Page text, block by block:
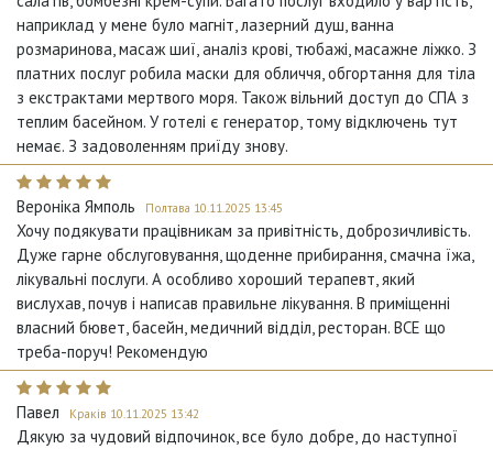
наприклад у мене було магніт, лазерний душ, ванна
розмаринова, масаж шиї, аналіз крові, тюбажі, масажне ліжко. З
платних послуг робила маски для обличчя, обгортання для тіла
з екстрактами мертвого моря. Також вільний доступ до СПА з
теплим басейном. У готелі є генератор, тому відключень тут
немає. З задоволенням приїду знову.
Вероніка Ямполь Полтава 10.11.2025 13:45
Хочу подякувати працівникам за привітність, доброзичливість.
Дуже гарне обслуговування, щоденне прибирання, смачна їжа,
лікувальні послуги. А особливо хороший терапевт, який
вислухав, почув і написав правильне лікування. В приміщенні
власний бювет, басейн, медичний відділ, ресторан. ВСЕ що
треба-поруч! Рекомендую
Павел Краків 10.11.2025 13:42
Дякую за чудовий відпочинок, все було добре, до наступної